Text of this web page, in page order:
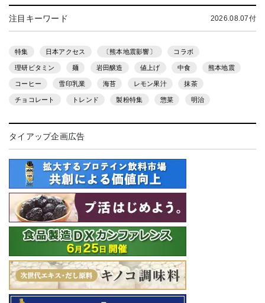
注目キーワード 2026.08.07付
特集 日本アクセス 〔熊本地震影響〕 コラボ
理研ビタミン 麺 岩田醸造 値上げ 中食 熊本地震
コーヒー 雪印乳業 海苔 レモン果汁 抹茶
チョコレート トレンド 製粉特集 惣菜 明治
タイアップ企画広告